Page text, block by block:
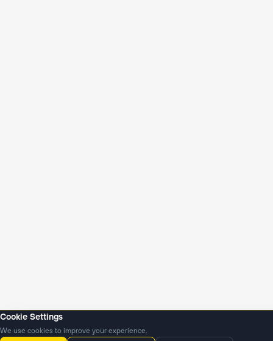
Yangiliklar Podkastlar
Cookie Settings
We use cookies to improve your experience.